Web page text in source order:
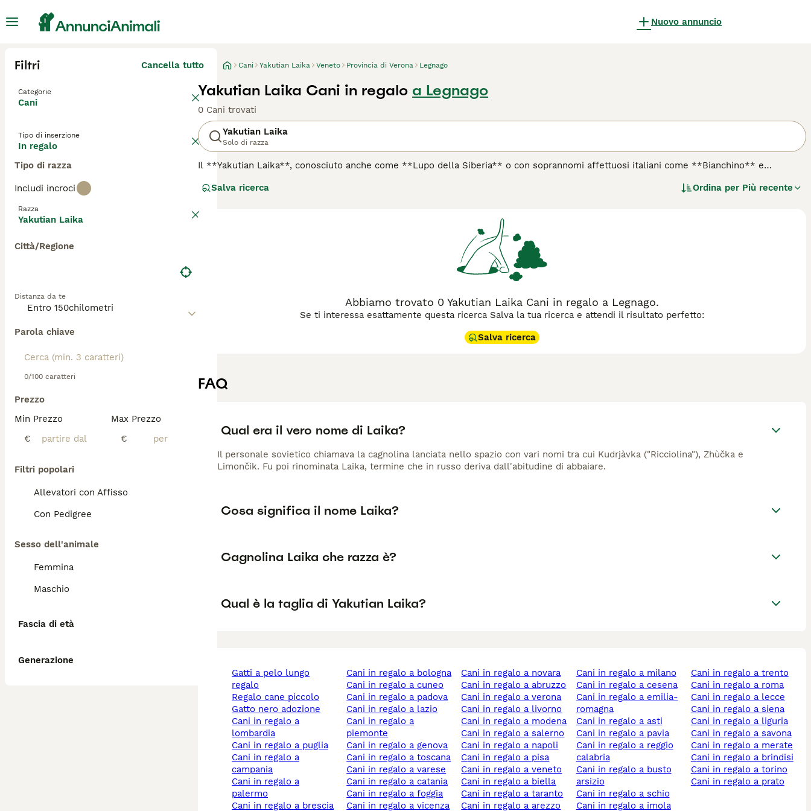
Nuovo annuncio
Filtri Cancella tutto
Categorie
Cani
Tipo di inserzione
In regalo
Tipo di razza
Includi incroci
Razza
Yakutian Laika
Città/Regione
Distanza da te
Parola chiave
0/100 caratteri
Prezzo
Min Prezzo
€
Max Prezzo
€
Filtri popolari
Allevatori con Affisso
Con Pedigree
Sesso dell'animale
Femmina
Maschio
Fascia di età
Generazione
Cani Yakutian Laika Veneto Provincia di Verona Legnago
Yakutian Laika Cani in regalo a Legnago
0 Cani trovati
Yakutian Laika
Solo di razza
Il **Yakutian Laika**, conosciuto anche come **Lupo della Siberia** o con soprannomi affettuosi italiani come **Bianchino** e
stato sviluppato dal popolo indigeno Yakut per trainare slitte, cacciare e sorvegliare il bestiame nelle condizioni estreme del clima artico.
media, con muscolatura robusta e la caratteristica coda arrotolata sul dorso. Il **Yakutian Laika** è noto per il suo temperamento leale,
amichevole e intelligente, ma può mostrare una certa indipendenza e un forte istinto di caccia, quindi richiede una socializzazione
precoce e un addestramento coerente. Ideale per chi vive in ambienti freddi e conduce uno stile di vita attivo, questo cane non è adatto
ad ambienti caldi o a chi preferisce un animale poco impegnativo. È perfetto per famiglie sportive o appassionati di attività all'aperto, che
Salva ricerca Ordina per Più recente
Abbiamo trovato 0 Yakutian Laika Cani in regalo a Legnago.
Se ti interessa esattamente questa ricerca Salva la tua ricerca e attendi il risultato perfetto:
Salva ricerca
FAQ
Qual era il vero nome di Laika?
Il personale sovietico chiamava la cagnolina lanciata nello spazio con vari nomi tra cui Kudrjàvka ("Ricciolina"), Zhùčka e
Limončik. Fu poi rinominata Laika, termine che in russo deriva dall'abitudine di abbaiare.
Cosa significa il nome Laika?
Cagnolina Laika che razza è?
Qual è la taglia di Yakutian Laika?
gatti a pelo lungo
regalo
regalo cane piccolo
gatto nero adozione
cani in regalo a
lombardia
cani in regalo a puglia
cani in regalo a
campania
cani in regalo a
palermo
cani in regalo a brescia
cani in regalo a bologna
cani in regalo a cuneo
cani in regalo a padova
cani in regalo a lazio
cani in regalo a
piemonte
cani in regalo a genova
cani in regalo a toscana
cani in regalo a varese
cani in regalo a catania
cani in regalo a foggia
cani in regalo a vicenza
cani in regalo a novara
cani in regalo a abruzzo
cani in regalo a verona
cani in regalo a livorno
cani in regalo a modena
cani in regalo a salerno
cani in regalo a napoli
cani in regalo a pisa
cani in regalo a veneto
cani in regalo a biella
cani in regalo a taranto
cani in regalo a arezzo
cani in regalo a milano
cani in regalo a cesena
cani in regalo a emilia-
romagna
cani in regalo a asti
cani in regalo a pavia
cani in regalo a reggio
calabria
cani in regalo a busto
arsizio
cani in regalo a schio
cani in regalo a imola
cani in regalo a trento
cani in regalo a roma
cani in regalo a lecce
cani in regalo a siena
cani in regalo a liguria
cani in regalo a savona
cani in regalo a merate
cani in regalo a brindisi
cani in regalo a torino
cani in regalo a prato